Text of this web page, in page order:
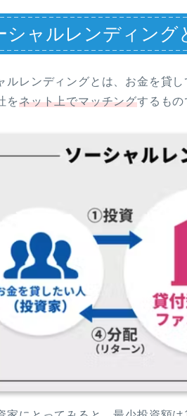
シャルレンディング
ルレンディングとは、お金を貸
をネット上でマッチングするもの